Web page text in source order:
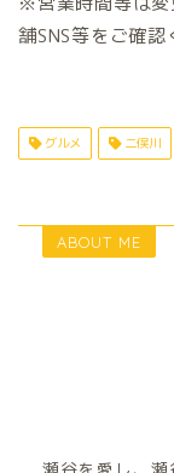
舗SNS等をご確認
グルメ 二俣川
ABOUT ME